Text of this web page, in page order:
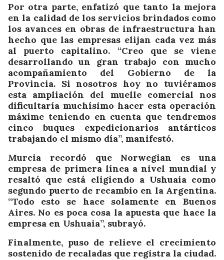
Por otra parte, enfatizó que tanto la mejora
en la calidad de los servicios brindados como
los avances en obras de infraestructura han
hecho que las empresas elijan cada vez más
al puerto capitalino. “Creo que se viene
desarrollando un gran trabajo con mucho
acompañamiento del Gobierno de la
Provincia. Si nosotros hoy no tuviéramos
esta ampliación del muelle comercial nos
dificultaría muchísimo hacer esta operación
máxime teniendo en cuenta que tendremos
cinco buques expedicionarios antárticos
trabajando el mismo día”, manifestó.
Murcia recordó que Norwegian es una
empresa de primera línea a nivel mundial y
resaltó que está eligiendo a Ushuaia como
segundo puerto de recambio en la Argentina.
“Todo esto se hace solamente en Buenos
Aires. No es poca cosa la apuesta que hace la
empresa en Ushuaia”, subrayó.
Finalmente, puso de relieve el crecimiento
sostenido de recaladas que registra la ciudad.